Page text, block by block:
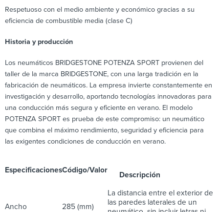
Respetuoso con el medio ambiente y económico gracias a su
eficiencia de combustible media (clase C)
Historia y producción
Los neumáticos BRIDGESTONE POTENZA SPORT provienen del
taller de la marca BRIDGESTONE, con una larga tradición en la
fabricación de neumáticos. La empresa invierte constantemente en
investigación y desarrollo, aportando tecnologías innovadoras para
una conducción más segura y eficiente en verano. El modelo
POTENZA SPORT es prueba de este compromiso: un neumático
que combina el máximo rendimiento, seguridad y eficiencia para
las exigentes condiciones de conducción en verano.
EspecificacionesCódigo/Valor
Descripción
Ancho 285 (mm)
La distancia entre el exterior de
las paredes laterales de un